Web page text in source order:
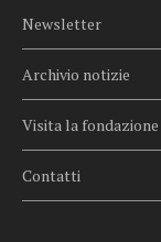
Newsletter
Archivio notizie
Visita la fondazione
Contatti